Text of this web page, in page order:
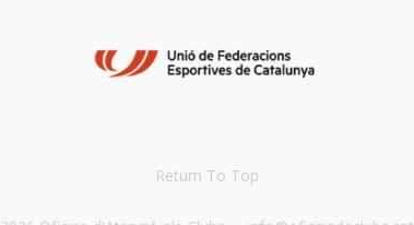
Return To Top